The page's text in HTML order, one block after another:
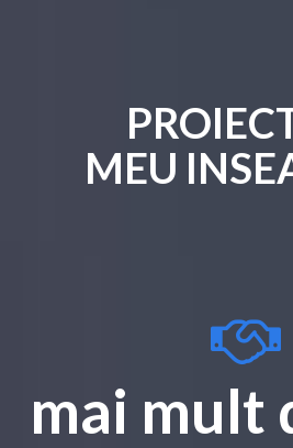
MEU
mai mult